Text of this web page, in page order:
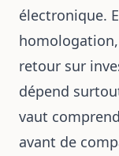
électronique.
retour sur
dépend
vaut
avant de